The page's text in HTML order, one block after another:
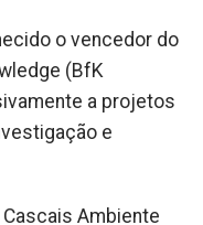
o vencedor do
(BfK
a projetos
e
Cascais Ambiente